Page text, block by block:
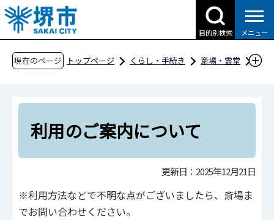
こ
の
ペ
目的別検索 メニュー
現在のページ トップページ くらし・手続き
斎場・霊堂
利用のご案内について
利用のご案内について
更新日：2025年12月21日
※利用方法などで不明な点がございましたら、斎場ま
でお問い合わせください。